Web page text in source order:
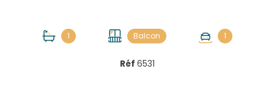
1 Balcon 1
Réf 6531